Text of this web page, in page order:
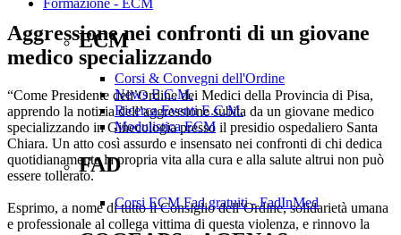
ECM
Corsi & Convegni dell'Ordine
News E.C.M.
Ricerca Eventi E.C.M.
Modulistica ECM
FAD
Corsi ECM Fad gratuiti - FadInMed
Aggressione nei confronti di un giovane
medico specializzando
“Come Presidente dell’Ordine dei Medici della Provincia di Pisa,
apprendo la notizia dell’aggressione subita da un giovane medico
specializzando in Ginecologia presso il presidio ospedaliero Santa
Chiara. Un atto così assurdo e insensato nei confronti di chi dedica
quotidianamente la propria vita alla cura e alla salute altrui non può
essere tollerato.
Esprimo, a nome di tutto il Consiglio dell’Ordine, solidarietà umana
e professionale al collega vittima di questa violenza, e rinnovo la